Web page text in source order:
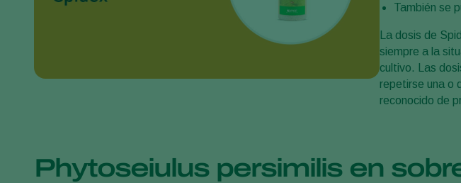
También se
La dosis de
siempre a la
cultivo. Las
repetirse una o
reconocido de
Phytoseiulus persimilis en